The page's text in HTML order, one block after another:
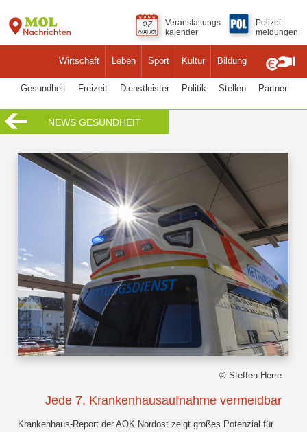
Wirtschaft Leben Sport Kultur Bildung
Veranstaltungs-
kalender
Polizei-
meldungen
Gesundheit Freizeit Dienstleister Politik Stellen Partner
NEWS GESUNDHEIT
© Steffen Herre
Jede 7. Krankenhausaufnahme vermeidbar
Krankenhaus-Report der AOK Nordost zeigt großes Potenzial für